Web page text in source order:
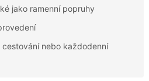
jako ramenní popruhy
nebo každodenní